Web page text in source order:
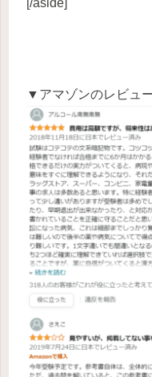
[/aside]
▼アマゾンのレビュ